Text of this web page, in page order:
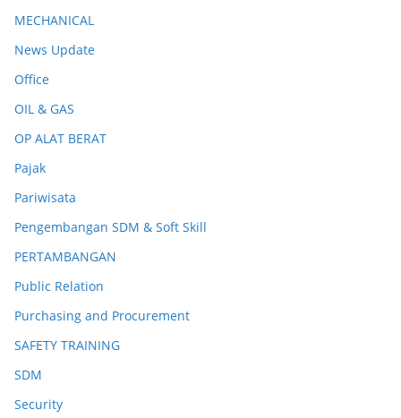
MECHANICAL
News Update
Office
OIL & GAS
OP ALAT BERAT
Pajak
Pariwisata
Pengembangan SDM & Soft Skill
PERTAMBANGAN
Public Relation
Purchasing and Procurement
SAFETY TRAINING
SDM
Security